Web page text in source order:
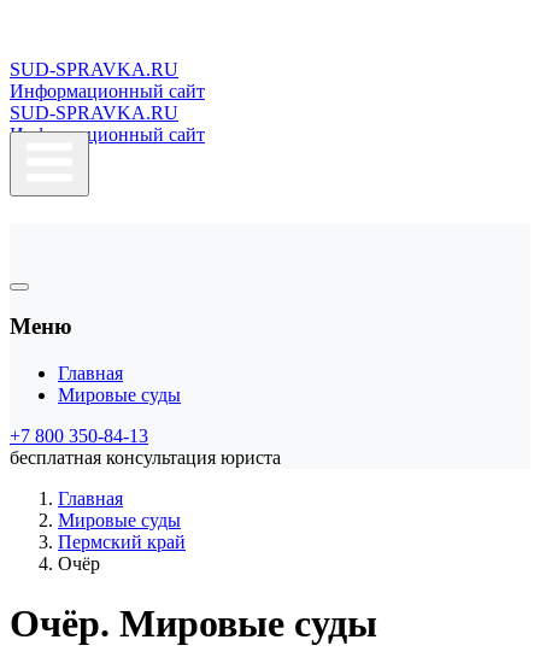
SUD-SPRAVKA.RU
Информационный сайт
SUD-SPRAVKA.RU
Информационный сайт
Меню
Главная
Мировые суды
+7 800 350-84-13
бесплатная консультация юриста
Главная
Мировые суды
Пермский край
Очёр
Очёр. Мировые суды